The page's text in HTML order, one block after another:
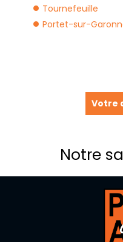
Tournefeuille
Portet-sur-
Votre
Notre